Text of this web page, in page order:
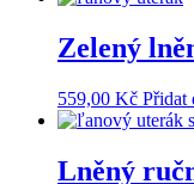
Zelený
559,00 Kč Přidat
Lněný